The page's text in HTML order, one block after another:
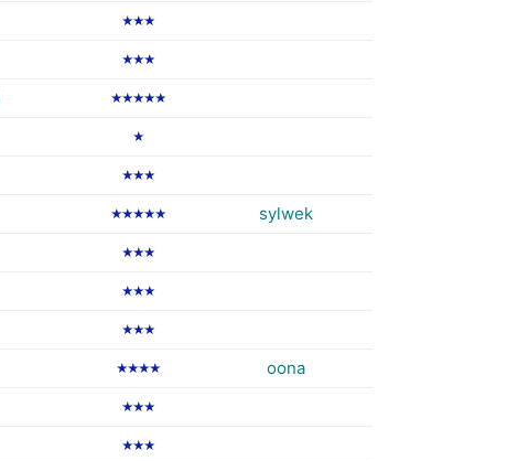
★★★
★★★
★★★★★
★
★★★
★★★★★ sylwek
★★★
★★★
★★★
★★★★ oona
★★★
★★★